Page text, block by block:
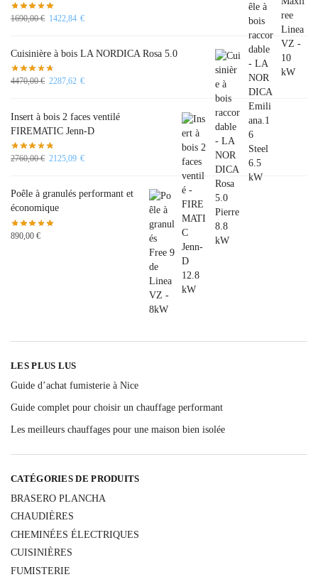
1690,00€ 1422,84 €
Cuisinière à bois LA NORDICA Rosa 5.0
4470,00€ 2287,62 €
Insert à bois 2 faces ventilé
FIREMATIC Jenn-D
2760,00€ 2125,09 €
Poêle à granulés performant et
économique
890,00 €
LES PLUS LUS
Guide d’achat fumisterie à Nice
Guide complet pour choisir un chauffage performant
Les meilleurs chauffages pour une maison bien isolée
CATÉGORIES DE PRODUITS
BRASERO PLANCHA
CHAUDIÈRES
CHEMINÉES ÉLECTRIQUES
CUISINIÈRES
FUMISTERIE